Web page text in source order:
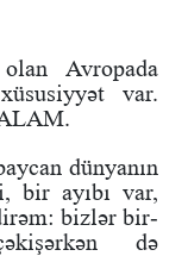
Avropada
var.
dünyanın
bir ayıbı var,
bizlər bir-
də